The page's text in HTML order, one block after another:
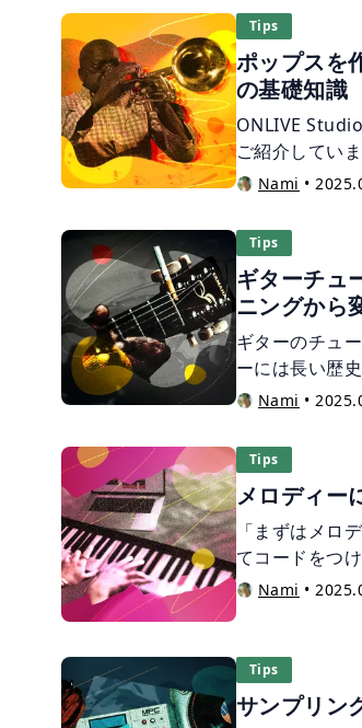
ト（ばち）で
円盤をぶつけ
まちで、一見す
記事では、「
問いから出発
能や役割、簡
ご紹介していき
Tips
ポップスを
の基礎知識
ONLIVE
ご紹介してい
的な存在感の
楽器が含まれ
ど、どの楽器
なっているの
か。 そこで本
たいと考えて
識をわかりや
Nami •
Tips
ギターチュ
ニングから
ギターのチュ
ーには長い歴
ングが生まれ
ラーチューニ
よりギターを
チューニング
んなギターの
Nami •
Tips
メロディー
「まずはメロ
てコードをつ
では作曲を勉
ます。 是非ご
Nami •
Tips
サンプリン